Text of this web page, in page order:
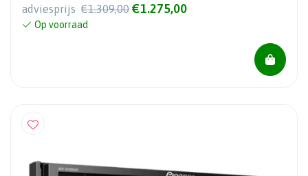
adviesprijs €1.309,00 €1.275,00
Op voorraad